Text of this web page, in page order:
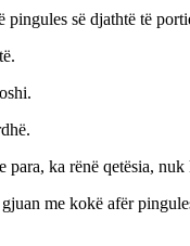
pingules së djathtë të
para, ka rënë qetësia,
me kokë afër